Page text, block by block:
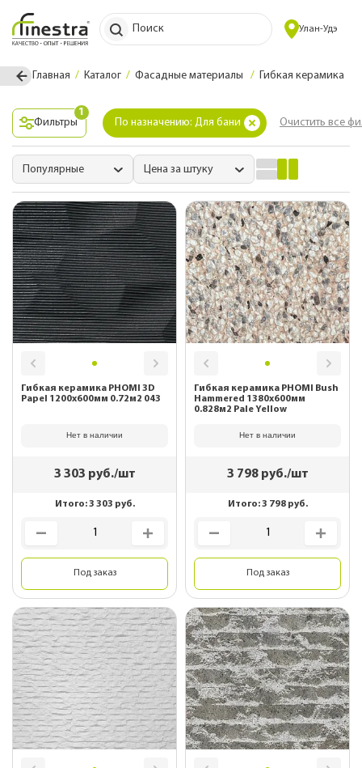
Поиск Улан-Удэ
Главная Каталог Фасадные материалы Гибкая керамика
Фильтры
1
По назначению: Для бани
Очистить все
Популярные Цена за штуку
Гибкая керамика PHOMI 3D
Papel 1200x600мм 0.72м2 043
Нет в наличии
3 303 руб./шт
Итого:3 303 руб.
Под заказ
Гибкая керамика PHOMI Bush
Hammered 1380х600мм
0.828м2 Pale Yellow
Нет в наличии
3 798руб./шт
Итого:3 798руб.
Под заказ